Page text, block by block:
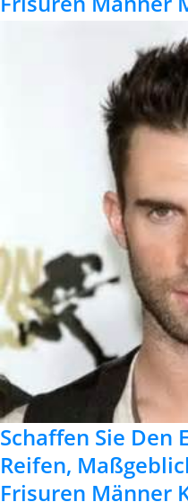
Schaffen Sie Den
Reifen,
Frisuren Männer